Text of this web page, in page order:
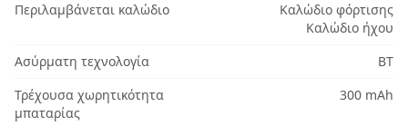
Περιλαμβάνεται καλώδιο
Καλώδιο φόρτισης
Καλώδιο ήχου
Ασύρματη τεχνολογία
BT
Τρέχουσα χωρητικότητα
μπαταρίας
300 mAh